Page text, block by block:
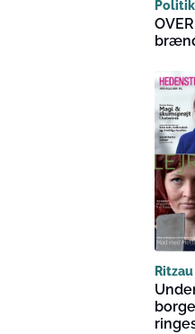
Politik
Ritzau